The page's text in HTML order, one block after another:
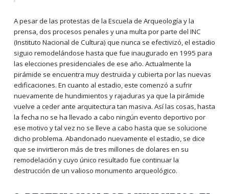
A pesar de las protestas de la Escuela de Arqueología y la
prensa, dos procesos penales y una multa por parte del INC
(Instituto Nacional de Cultura) que nunca se efectivizó, el estadio
siguio remodelándose hasta que fue inaugurado en 1995 para
las elecciones presidenciales de ese año. Actualmente la
pirámide se encuentra muy destruida y cubierta por las nuevas
edificaciones. En cuanto al estadio, este comenzó a sufrir
nuevamente de hundimientos y rajaduras ya que la pirámide
vuelve a ceder ante arquitectura tan masiva. Así las cosas, hasta
la fecha no se ha llevado a cabo ningún evento deportivo por
ese motivo y tal vez no se lleve a cabo hasta que se solucione
dicho problema. Abandonado nuevamente el estadio, se dice
que se invirtieron más de tres millones de dolares en su
remodelación y cuyo único resultado fue continuar la
destrucción de un valioso monumento arqueológico.